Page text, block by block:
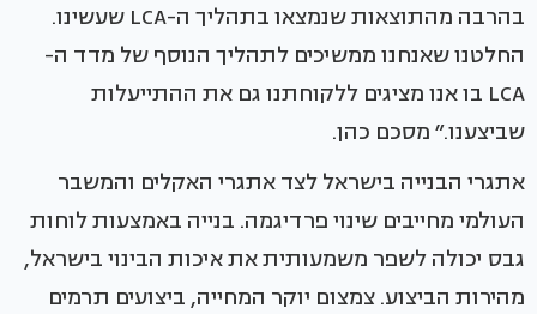
בהרבה מהתוצאות שנמצאו בתהליך ה-LCA שעשינו.
החלטנו שאנחנו ממשיכים לתהליך הנוסף של מדד ה-
LCA בו אנו מציגים ללקוחתנו גם את ההתייעלות
שביצענו.״ מסכם כהן.
אתגרי הבנייה בישראל לצד אתגרי האקלים והמשבר
העולמי מחייבים שינוי פרדיגמה. בנייה באמצעות לוחות
גבס יכולה לשפר משמעותית את איכות הבינוי בישראל,
מהירות הביצוע. צמצום יוקר המחייה, ביצועים תרמים